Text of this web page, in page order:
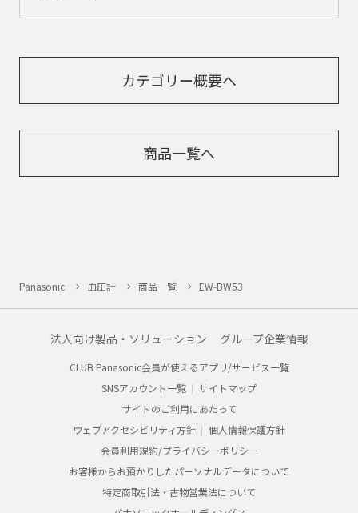
カテゴリー概要へ
商品一覧へ
Panasonic 血圧計 商品一覧 EW-BW53
法人向け製品・ソリューション グループ企業情報
CLUB Panasonic会員が使えるアプリ/サービス一覧
SNSアカウント一覧
サイトマップ
サイトのご利用にあたって
ウェブアクセシビリティ方針
個人情報保護方針
会員利用規約/プライバシーポリシー
お客様からお預かりしたパーソナルデータについて
特定商取引法・古物営業法について